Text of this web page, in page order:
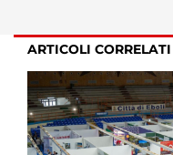
ARTICOLI CORRELATI